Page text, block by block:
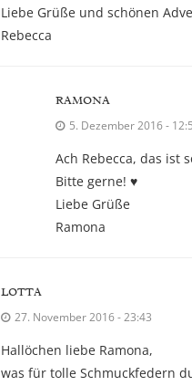
Liebe Grüße und schönen
Rebecca
RAMONA
5. Dezember 2016 -
Ach Rebecca, das ist
Bitte gerne! ♥
Liebe Grüße
Ramona
LOTTA
27. November 2016 - 23:43
Hallöchen liebe Ramona,
was für tolle Schmuckfedern